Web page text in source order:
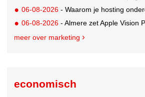
06-08-2026 - Waarom je hosting onderdeel is
06-08-2026 - Almere zet Apple Vision
meer over marketing
economisch